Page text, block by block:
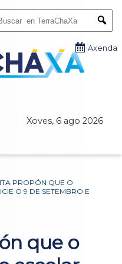
Xoves, 6 ago 2026
Axenda
PROPÓN QUE O
O 9 DE SETEMBRO E
que o